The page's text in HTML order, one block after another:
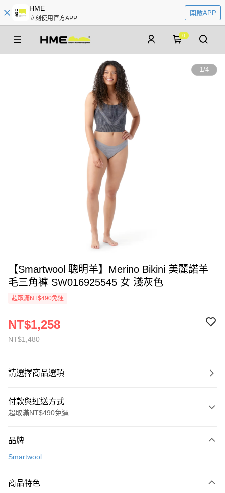
HME
立刻使用官方APP
開啟APP
0
1/4
【Smartwool 聰明羊】Merino Bikini 美麗諾羊
毛三角褲 SW016925545 女 淺灰色
超取滿NT$490免運
NT$1,480
NT$1,258
請選擇商品選項
付款與運送方式
超取滿NT$490免運
信用卡一次付款
3 期 0 利率 每期
品牌
Smartwool
商品特色